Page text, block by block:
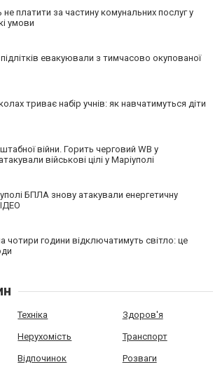
платити за частину комунальних послуг у
умови
підлітків евакуювали з тимчасово окупованої
триває набір учнів: як навчатимуться діти
війни. Горить черговий WB у
військові цілі у Маріуполі
БПЛА знову атакували енергетичну
чотири години відключатимуть світло: це
Техніка Здоров'я
Нерухомість Транспорт
Відпочинок Розваги